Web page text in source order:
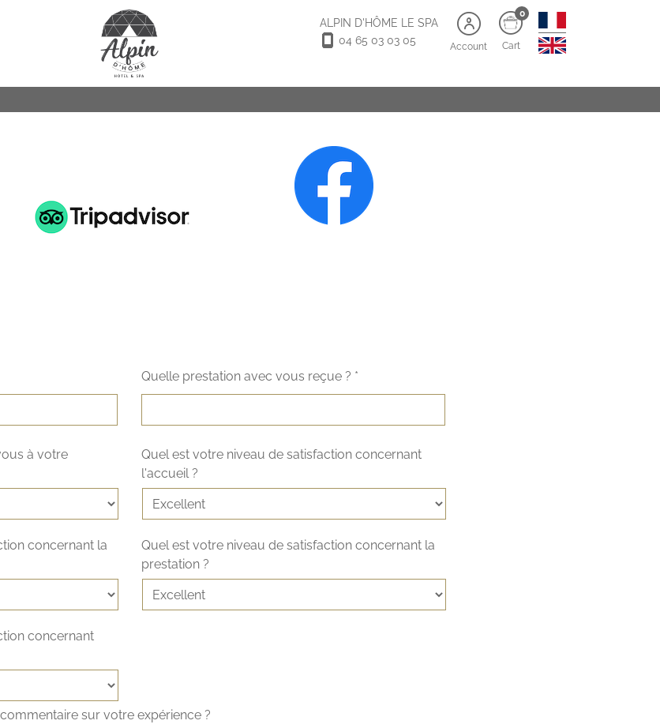
ALPIN D'HÔME LE SPA
04 65 03 03 05
Account
0
Cart
Quelle prestation avec vous reçue ? *
à votre
Quel est votre niveau de satisfaction concernant
l'accueil ?
concernant la
Quel est votre niveau de satisfaction concernant la
prestation ?
concernant
sur votre expérience ?